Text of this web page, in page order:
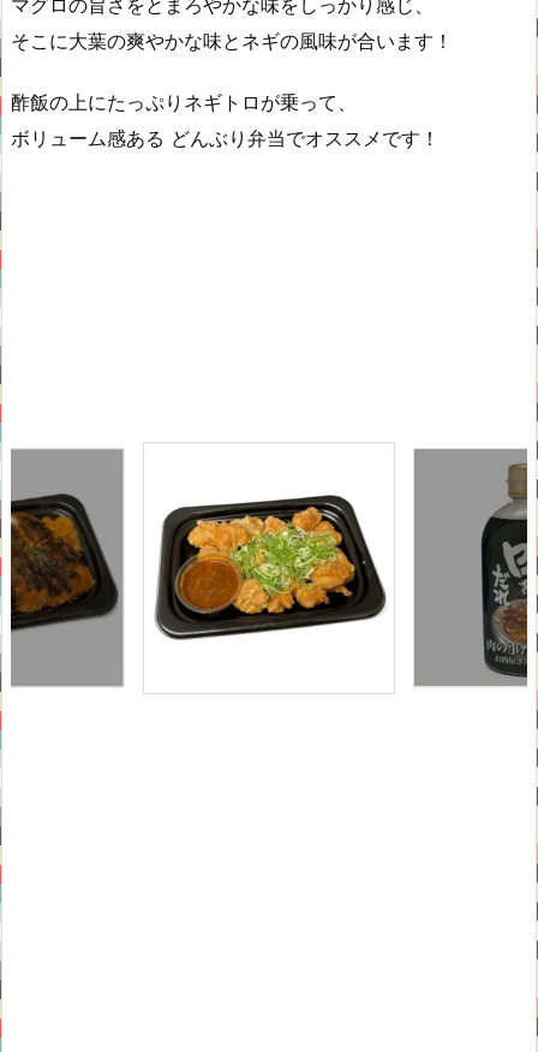
そこに大葉の爽やかな味とネギの風味が合います！
酢飯の上にたっぷりネギトロが乗って、
ボリューム感ある どんぶり弁当でオススメです！